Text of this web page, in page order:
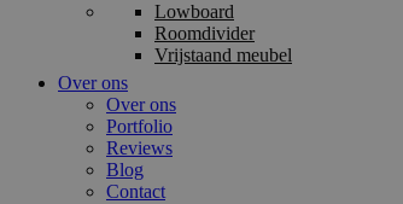
Lowboard
Roomdivider
Vrijstaand meubel
Over ons
Over ons
Portfolio
Reviews
Blog
Contact